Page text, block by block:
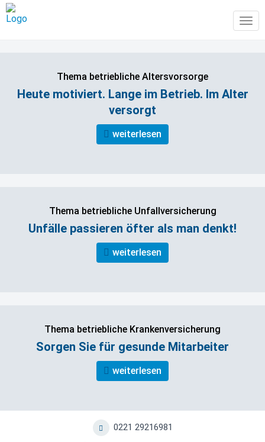
Thema betriebliche Altersvorsorge
Heute motiviert. Lange im Betrieb. Im Alter
versorgt
weiterlesen
Thema betriebliche Unfallversicherung
Unfälle passieren öfter als man denkt!
weiterlesen
Thema betriebliche Krankenversicherung
Sorgen Sie für gesunde Mitarbeiter
weiterlesen
0221 29216981